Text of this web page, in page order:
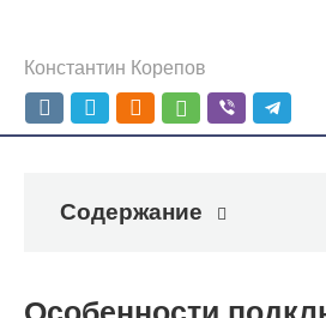
Константин Корепов
Содержание